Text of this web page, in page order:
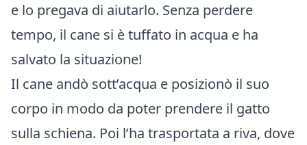
e lo pregava di aiutarlo. Senza perdere
tempo, il cane si è tuffato in acqua e ha
salvato la situazione!
Il cane andò sott’acqua e posizionò il suo
corpo in modo da poter prendere il gatto
sulla schiena. Poi l’ha trasportata a riva, dove